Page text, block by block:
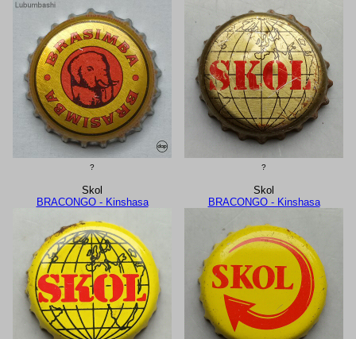
? ?
Skol
BRACONGO - Kinshasa
Skol
BRACONGO - Kinshasa